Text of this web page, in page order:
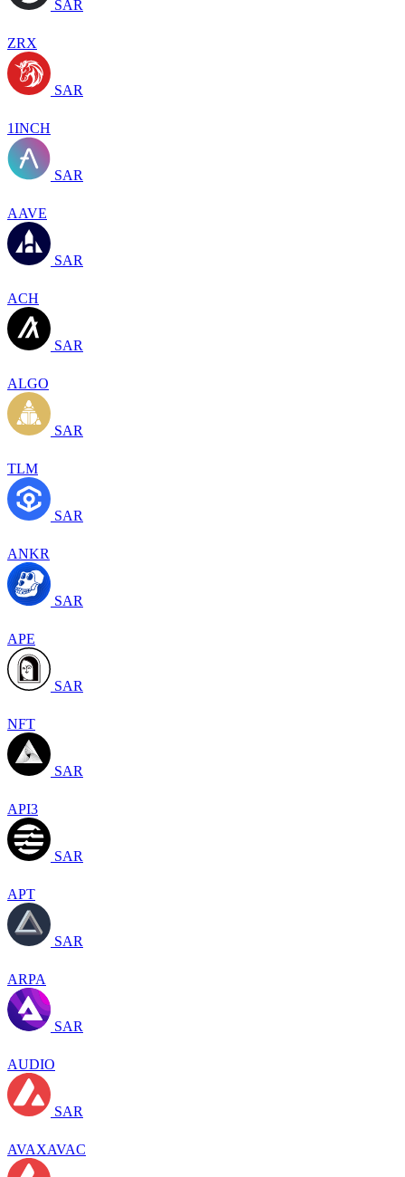
SAR
ZRX
SAR
1INCH
SAR
AAVE
SAR
ACH
SAR
ALGO
SAR
TLM
SAR
ANKR
SAR
APE
SAR
NFT
SAR
API3
SAR
APT
SAR
ARPA
SAR
AUDIO
SAR
AVAXAVAC